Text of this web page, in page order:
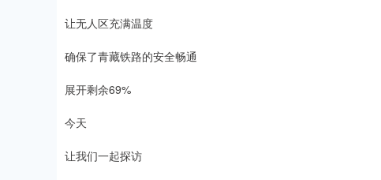
让无人区充满温度
确保了青藏铁路的安全畅通
展开剩余69%
今天
让我们一起探访